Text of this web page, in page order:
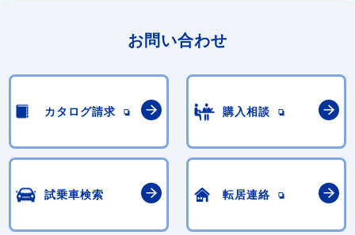
お問い合わせ
カタログ請求 購入相談
試乗車検索 転居連絡